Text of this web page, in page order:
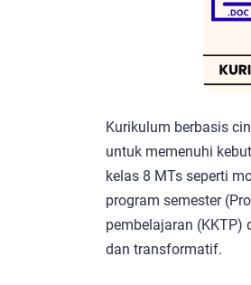
Kurikulum berbasis
untuk memenuhi
kelas 8 MTs seperti
program semester
pembelajaran (KKTP)
dan transformatif.